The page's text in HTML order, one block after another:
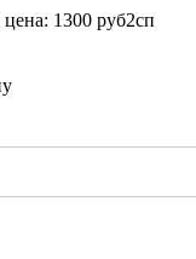
цена: 1300 руб2сп